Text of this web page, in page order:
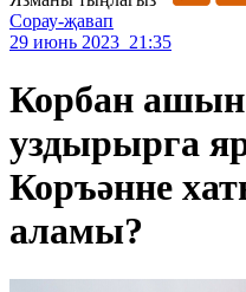
Сорау-җавап
29 июнь 2023 21:35
Корбан ашын
уздырырга
Коръәнне
аламы?